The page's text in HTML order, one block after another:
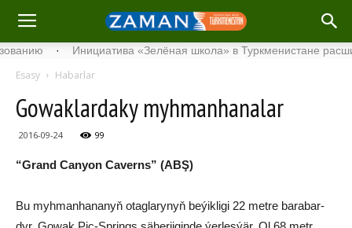
· Инициатива «Зелёная школа» в Туркменистане расширяет
Esasy Habarlar
Gowaklardaky myhmanhanalar
2016-09-24 99
“Grand Canyon Caverns” (ABŞ)
Bu myh­man­ha­na­nyň otag­la­ry­nyň be­ýik­li­gi 22 met­re ba­ra­bar­